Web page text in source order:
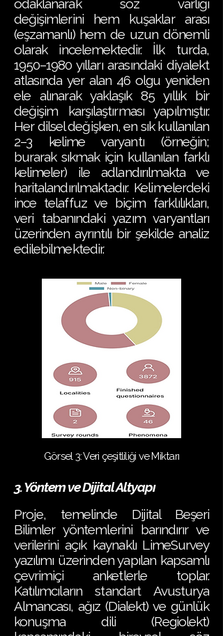
odaklanarak söz varlığı
değişimlerini hem kuşaklar arası
(eşzamanlı) hem de uzun dönemli
olarak incelemektedir. İlk turda,
1950–1980 yılları arasındaki diyalekt
atlasında yer alan 46 olgu yeniden
ele alınarak yaklaşık 85 yıllık bir
değişim karşılaştırması yapılmıştır.
Her dilsel değişken, en sık kullanılan
2–3 kelime varyantı (örneğin;
burarak sıkmak için kullanılan farklı
kelimeler) ile adlandırılmakta ve
haritalandırılmaktadır. Kelimelerdeki
ince telaffuz ve biçim farklılıkları,
veri tabanındaki yazım varyantları
üzerinden ayrıntılı bir şekilde analiz
edilebilmektedir.
Görsel 3: Veri çeşitliliği ve Miktarı
3. Yöntem ve Dijital Altyapı
Proje, temelinde Dijital Beşeri
Bilimler yöntemlerini barındırır ve
verilerini açık kaynaklı LimeSurvey
yazılımı üzerinden yapılan kapsamlı
çevrimiçi anketlerle toplar.
Katılımcıların standart Avusturya
Almancası, ağız (Dialekt) ve günlük
konuşma dili (Regiolekt)